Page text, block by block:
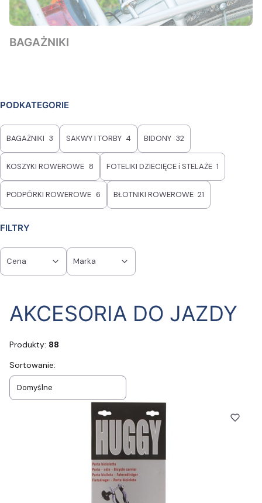
BAGAŻNIKI
PODKATEGORIE
BAGAŻNIKI 3 SAKWY I TORBY 4 BIDONY 32
KOSZYKI ROWEROWE 8 FOTELIKI DZIECIĘCE i STELAŻE 1
PODPÓRKI ROWEROWE 6 BŁOTNIKI ROWEROWE 21
FILTRY
Cena Marka
AKCESORIA DO JAZDY
Produkty: 88
Lista produktów
Sortowanie:
Domyślne